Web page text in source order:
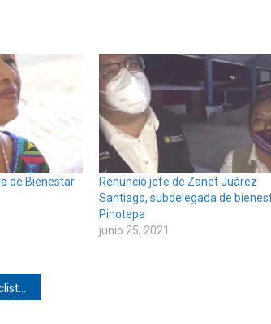
de Bienestar
Renunció jefe de Zanet Juárez
Santiago, subdelegada de
Pinotepa
junio 25, 2021